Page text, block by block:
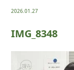
2026.01.27
IMG_8348